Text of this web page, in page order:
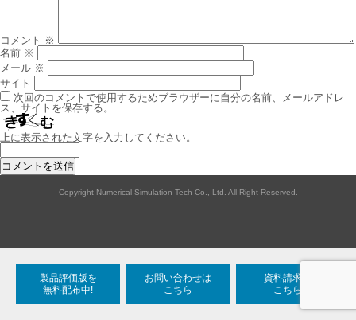
コメント ※
名前 ※
メール ※
サイト
次回のコメントで使用するためブラウザーに自分の名前、メールアドレ
ス、サイトを保存する。
上に表示された文字を入力してください。
Copyright Numerical Simulation Tech Co., Ltd. All Right Reserved.
製品評価版を
無料配布中!
お問い合わせは
こちら
資料請求は
こちら